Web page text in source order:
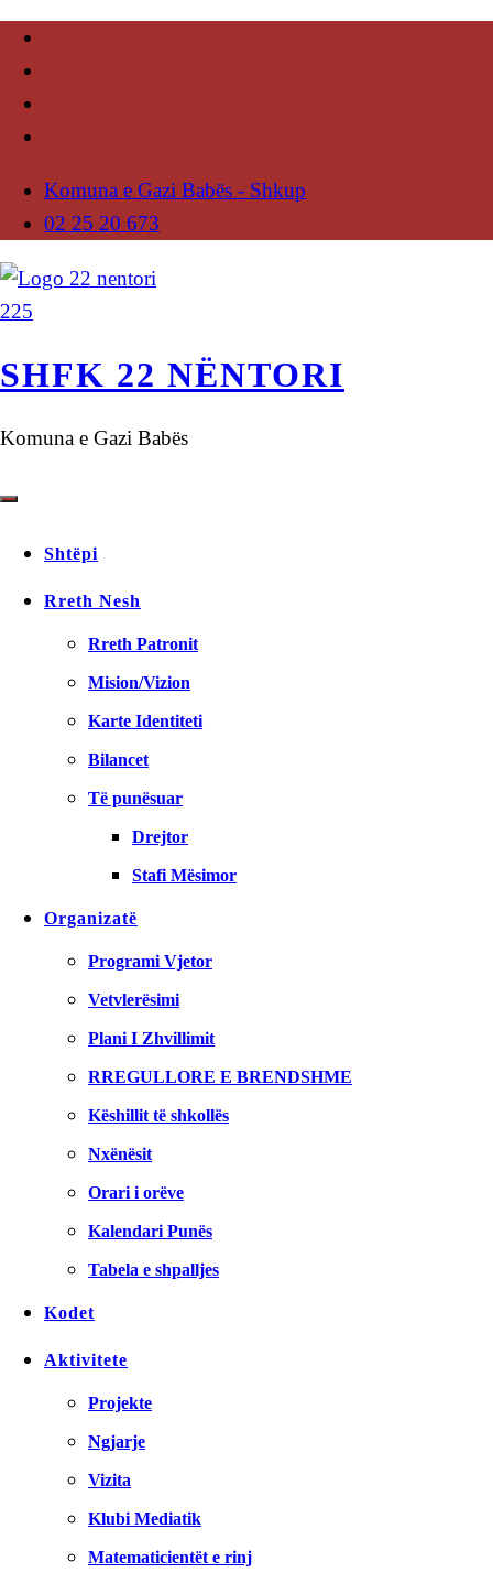
Komuna e Gazi Babës - Shkup
02 25 20 673
SHFK 22 NËNTORI
Komuna e Gazi Babës
Shtëpi
Rreth Nesh
Rreth Patronit
Mision/Vizion
Karte Identiteti
Bilancet
Të punësuar
Drejtor
Stafi Mësimor
Organizatë
Programi Vjetor
Vetvlerësimi
Plani I Zhvillimit
RREGULLORE E BRENDSHME
Këshillit të shkollës
Nxënësit
Orari i orëve
Kalendari Punës
Tabela e shpalljes
Kodet
Aktivitete
Projekte
Ngjarje
Vizita
Klubi Mediatik
Matematicientët e rinj